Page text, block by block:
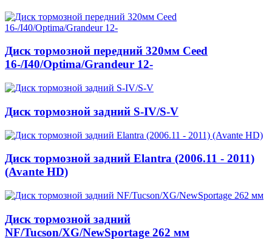
Диск тормозной передний 320мм Ceed
16-/I40/Optima/Grandeur 12-
Диск тормозной задний S-IV/S-V
Диск тормозной задний Elantra (2006.11 - 2011)
(Avante HD)
Диск тормозной задний
NF/Tucson/XG/NewSportage 262 мм